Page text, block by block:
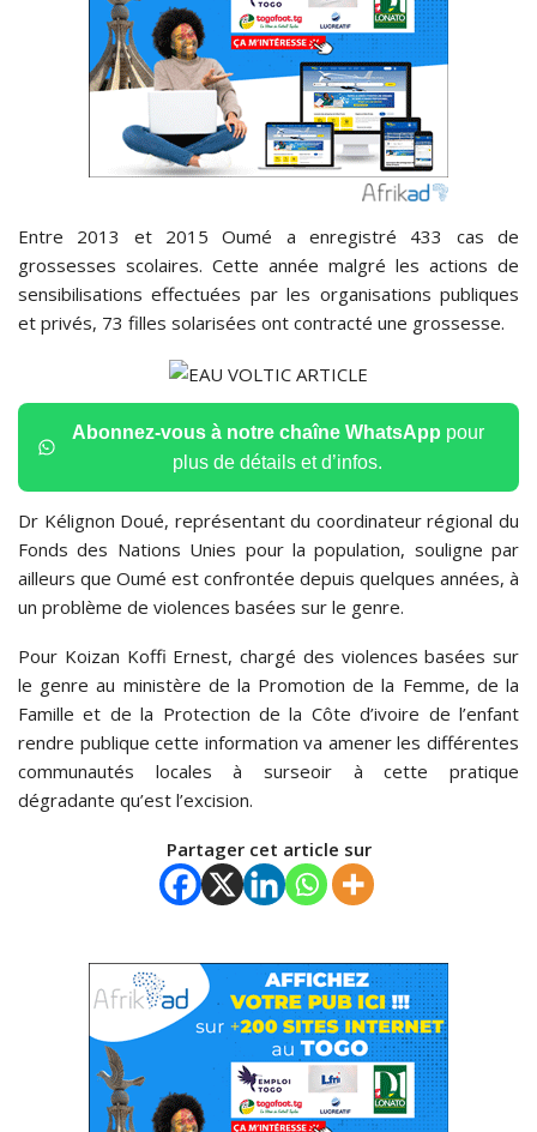
Entre 2013 et 2015 Oumé a enregistré 433 cas de
grossesses scolaires. Cette année malgré les actions de
sensibilisations effectuées par les organisations publiques
et privés, 73 filles solarisées ont contracté une grossesse.
Abonnez-vous à notre chaîne WhatsApp pour
plus de détails et d’infos.
Dr Kélignon Doué, représentant du coordinateur régional du
Fonds des Nations Unies pour la population, souligne par
ailleurs que Oumé est confrontée depuis quelques années, à
un problème de violences basées sur le genre.
Pour Koizan Koffi Ernest, chargé des violences basées sur
le genre au ministère de la Promotion de la Femme, de la
Famille et de la Protection de la Côte d’ivoire de l’enfant
rendre publique cette information va amener les différentes
communautés locales à surseoir à cette pratique
dégradante qu’est l’excision.
Partager cet article sur